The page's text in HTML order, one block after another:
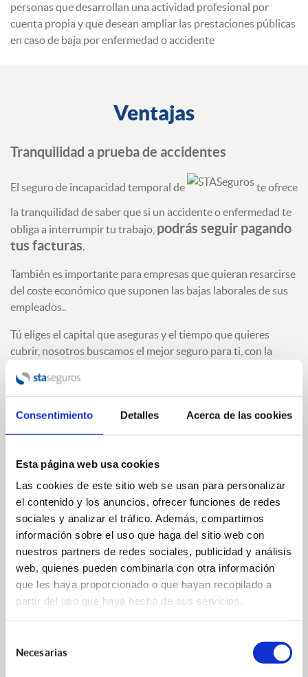
Consentimiento Detalles Acerca de las cookies
Esta página web usa cookies
Las cookies de este sitio web se usan para personalizar
el contenido y los anuncios, ofrecer funciones de redes
sociales y analizar el tráfico. Además, compartimos
información sobre el uso que haga del sitio web con
nuestros partners de redes sociales, publicidad y análisis
web, quienes pueden combinarla con otra información
que les haya proporcionado o que hayan recopilado a
partir del uso que haya hecho de sus servicios.
Necesarias
personas que desarrollan una actividad profesional por
cuenta propia y que desean ampliar las prestaciones públicas
en caso de baja por enfermedad o accidente
Ventajas
Tranquilidad a prueba de accidentes
El seguro de incapacidad temporal de
te ofrece
la tranquilidad de saber que si un accidente o enfermedad te
obliga a interrumpir tu trabajo, podrás seguir pagando
tus facturas.
También es importante para empresas que quieran resarcirse
del coste económico que suponen las bajas laborales de sus
empleados..
Tú eliges el capital que aseguras y el tiempo que quieres
cubrir, nosotros buscamos el mejor seguro para ti, con la
No hay plazos de carencia, salvo embarazo
Cobertura en todo el mundo
Anticipos a cuenta de la indemnización final
Enfermedades crónicas
Conducción de motocicletas
Práctica de deportes profesionales
Edad de contratación de 16 a 65 años y con duración